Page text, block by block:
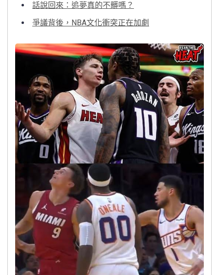
話說回來：追夢真的不髒嗎？
爭議背後，NBA文化衝突正在加劇